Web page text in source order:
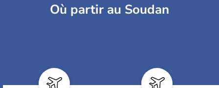
Où partir au Soudan